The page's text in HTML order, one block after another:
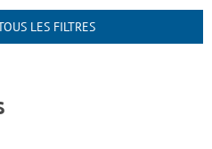
LES FILTRES